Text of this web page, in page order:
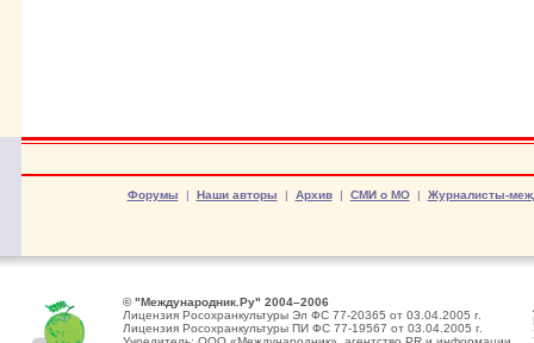
Форумы | Наши авторы | Архив| СМИ о МО| Журналисты-
© "Международник.Ру" 2004–2006
Лицензия Росохранкультуры Эл ФС 77-20365 от 03.04.2005 г.
Лицензия Росохранкультуры ПИ ФС 77-19567 от 03.04.2005 г.